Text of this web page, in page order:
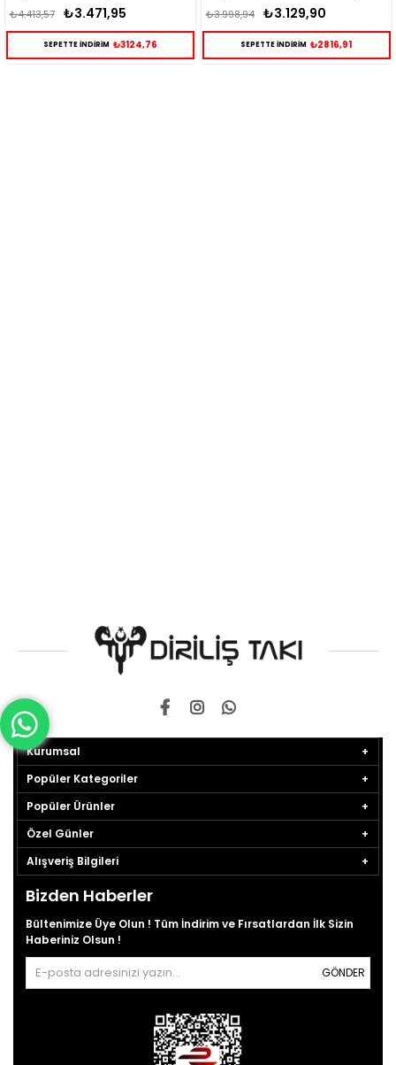
₺3.129,90
₺3.998,94
SEPETTE İNDİRİM
₺3.865,67
SEPETTE İNDİRİM
Kurumsal
Popüler Kategoriler
Popüler Ürünler
Özel Günler
Alışveriş Bilgileri
Bizden Haberler
Bültenimize Üye Olun ! Tüm İndirim ve Fırsatlardan İlk Sizin
Haberiniz Olsun !
GÖNDER